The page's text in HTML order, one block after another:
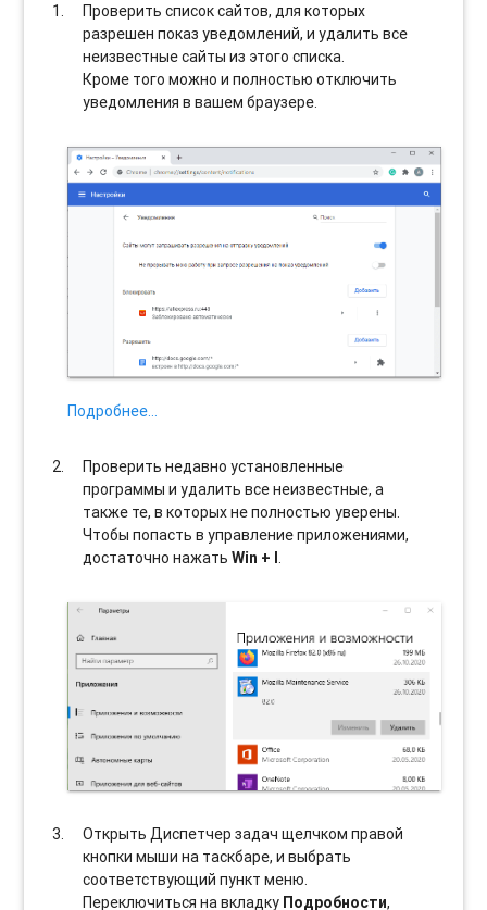
Проверить список сайтов, для которых
разрешен показ уведомлений, и удалить все
неизвестные сайты из этого списка.
Кроме того можно и полностью отключить
уведомления в вашем браузере.
Подробнее…
Проверить недавно установленные
программы и удалить все неизвестные, а
также те, в которых не полностью уверены.
Чтобы попасть в управление приложениями,
достаточно нажатьWin + I.
Открыть Диспетчер задач щелчком правой
кнопки мыши на таскбаре, и выбрать
соотвeтствующий пункт меню.
Переключиться на вкладку Подробности,